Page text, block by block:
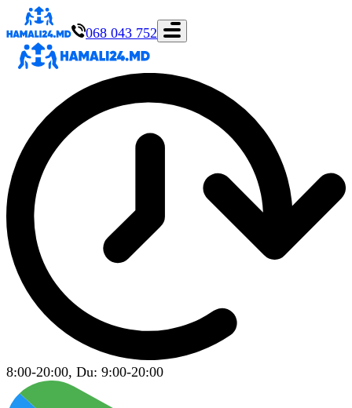
068 043 752
8:00-20:00, Du: 9:00-20:00